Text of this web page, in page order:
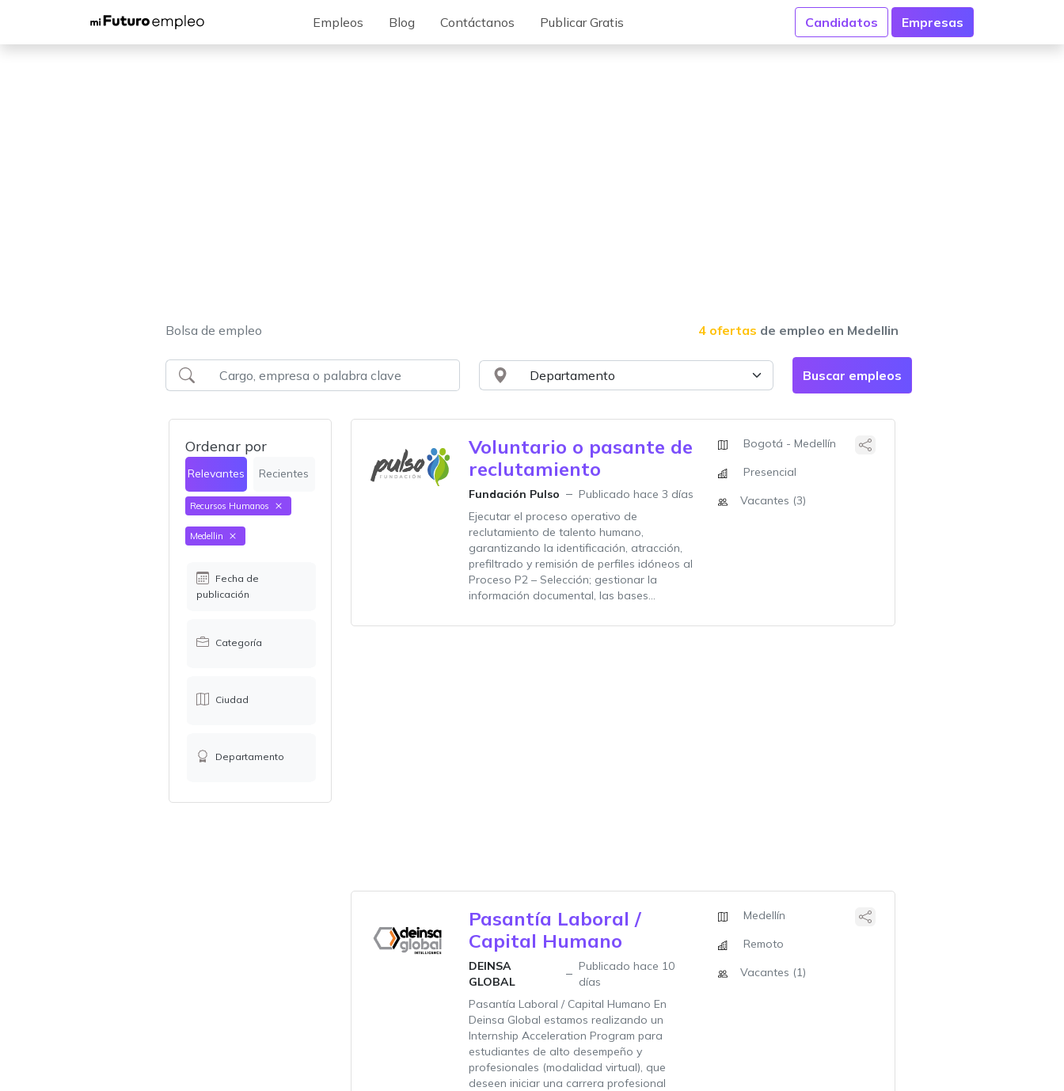
Empleos Blog Contáctanos Publicar Gratis Candidatos Empresas
Bolsa de empleo 4 ofertas de empleo en Medellin
Ordenar por
Relevantes Recientes
Recursos Humanos
Medellin
Fecha de
publicación
Categoría
Ciudad
Departamento
Voluntario o pasante de
reclutamiento
Fundación Pulso
Publicado hace 3 días
Ejecutar el proceso operativo de
reclutamiento de talento humano,
garantizando la identificación, atracción,
prefiltrado y remisión de perfiles idóneos al
Proceso P2 – Selección; gestionar la
información documental, las bases...
Bogotá - Medellín
Presencial
Vacantes (3)
Pasantía Laboral /
Capital Humano
DEINSA
GLOBAL
Publicado hace 10
días
Pasantía Laboral / Capital Humano En
Deinsa Global estamos realizando un
Internship Acceleration Program para
estudiantes de alto desempeño y
profesionales (modalidad virtual), que
deseen iniciar una carrera profesional
Medellín
Remoto
Vacantes (1)